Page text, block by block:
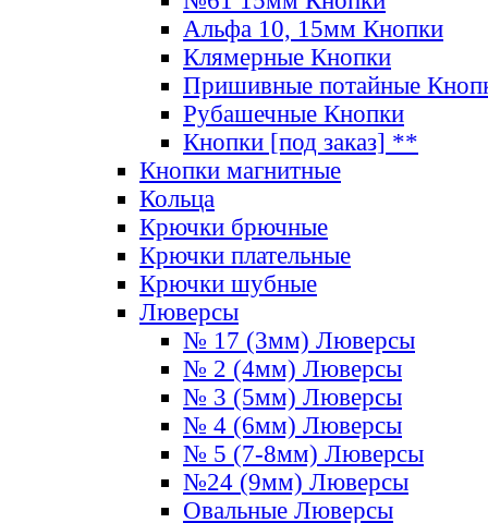
Альфа 10, 15мм Кнопки
Клямерные Кнопки
Пришивные потайные
Рубашечные Кнопки
Кнопки [под заказ] **
Кнопки магнитные
Кольца
Крючки брючные
Крючки плательные
Крючки шубные
Люверсы
№ 17 (3мм) Люверсы
№ 2 (4мм) Люверсы
№ 3 (5мм) Люверсы
№ 4 (6мм) Люверсы
№ 5 (7-8мм) Люверсы
№24 (9мм) Люверсы
Овальные Люверсы